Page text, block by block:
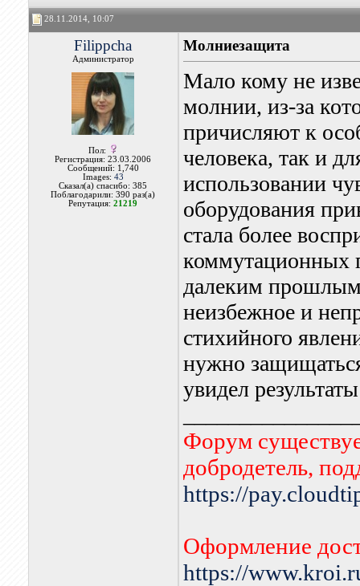
28.11.2014, 10:07
Filippcha
Администратор
Пол:
Регистрация: 23.03.2006
Сообщений: 1,740
Images: 43
Сказал(а) спасибо: 385
Поблагодарили: 390 раз(а)
Репутация:21219
Молниезащита
Мало кому не
молнии, из-за
причисляют к
человека, так и
использовании
оборудования
стала более
коммутационных
далеким
неизбежное и
стихийного
нужно
увидел
Форум
добродетель,
https://
Оформление
https://